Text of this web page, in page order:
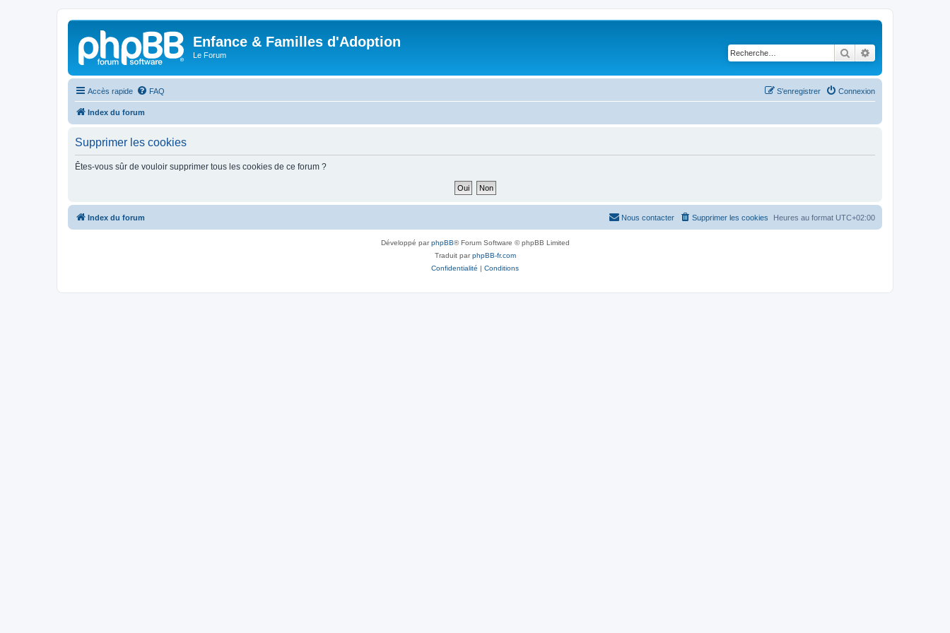
Enfance & Familles d'Adoption
Le Forum Rechercher
Accès rapide FAQ Connexion
S’enregistrer
Index du forum
Supprimer les cookies
Êtes-vous sûr de vouloir supprimer tous les cookies de ce forum ?
Index du forum Heures au format UTC+02:00
Supprimer les cookies
Nous contacter
Développé parphpBB® Forum Software © phpBB Limited
Traduit parphpBB-fr.com
Confidentialité | Conditions